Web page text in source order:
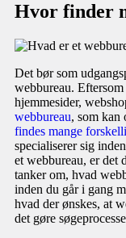
Hvor finder
Det bør som
webbureau.
hjemmesider,
webbureau, som kan
findes mange
specialiserer sig
et webbureau, er det
tanker om, hvad
inden du går i gang
hvad der ønskes, at
det gøre